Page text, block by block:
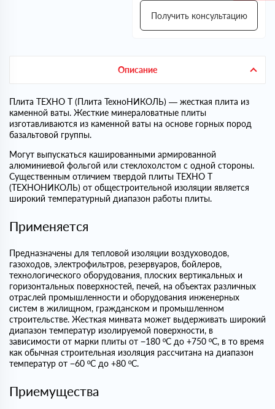
Получить консультацию
Описание
Плита ТЕХНО Т (Плита ТехноНИКОЛЬ) — жесткая плита из
каменной ваты. Жесткие минераловатные плиты
изготавливаются из каменной ваты на основе горных пород
базальтовой группы.
Могут выпускаться кашированными армированной
алюминиевой фольгой или стеклохолстом с одной стороны.
Существенным отличием твердой плиты ТЕХНО Т
(ТЕХНОНИКОЛЬ) от общестроительной изоляции является
широкий температурный диапазон работы плиты.
Применяется
Предназначены для тепловой изоляции воздуховодов,
газоходов, электрофильтров, резервуаров, бойлеров,
технологического оборудования, плоских вертикальных и
горизонтальных поверхностей, печей, на объектах различных
отраслей промышленности и оборудования инженерных
систем в жилищном, гражданском и промышленном
строительстве. Жесткая минвата может выдерживать широкий
диапазон температур изолируемой поверхности, в
зависимости от марки плиты от −180 ºС до +750 ºС, в то время
как обычная строительная изоляция рассчитана на диапазон
температур от −60 ºС до +80 ºС.
Приемущества